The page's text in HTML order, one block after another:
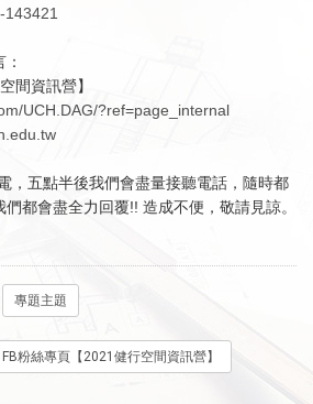
143421
間資訊營】
UCH.DAG/?ref=page_internal
，五點半後我們會盡量接聽電話，隨時都
都會盡全力回覆!! 造成不便，敬請見諒。
專題主題
FB粉絲專頁【2021健行空間資訊營】